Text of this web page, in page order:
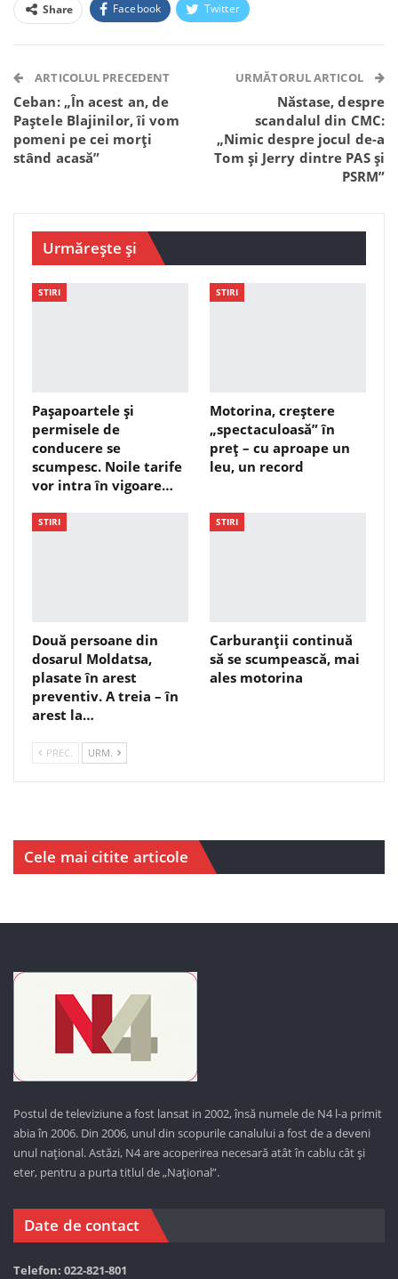
Share Facebook Twitter
Telegram WhatsApp Viber
ARTICOLUL PRECEDENT
Ceban: „În acest an, de
Paștele Blajinilor, îi vom
pomeni pe cei morți
stând acasă”
URMĂTORUL ARTICOL
Năstase, despre
scandalul din CMC:
„Nimic despre jocul de-a
Tom și Jerry dintre PAS și
PSRM”
Urmărește și
STIRI
Pașapoartele și
permisele de
conducere se
scumpesc. Noile tarife
vor intra în vigoare…
STIRI
Motorina, creștere
„spectaculoasă” în
preț – cu aproape un
leu, un record
STIRI
Două persoane din
dosarul Moldatsa,
plasate în arest
preventiv. A treia – în
arest la…
STIRI
Carburanții continuă
să se scumpească, mai
ales motorina
PREC. URM.
Cele mai citite articole
Postul de televiziune a fost lansat in 2002, însă numele de N4 l-a primit
abia în 2006. Din 2006, unul din scopurile canalului a fost de a deveni
unul național. Astăzi, N4 are acoperirea necesară atât în cablu cât și
eter, pentru a purta titlul de „Național”.
Date de contact
Telefon: 022-821-801